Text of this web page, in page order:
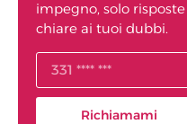
impegno, solo risposte
chiare ai tuoi dubbi.
Richiamami